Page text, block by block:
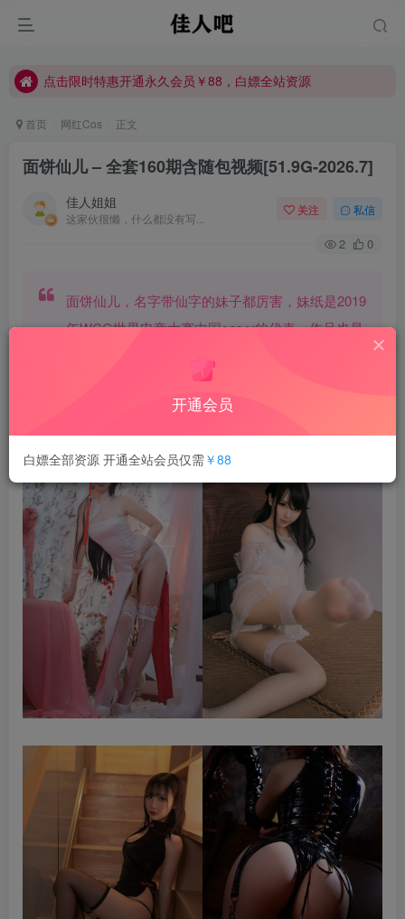
点击限时特惠开通永久会员￥88，白嫖全站资源
点击限时特惠开通永久会员￥88，白嫖全站资源
首页 网红Cos 正文
面饼仙儿 – 全套160期含随包视频[51.9G-2026.7]
佳人姐姐
这家伙很懒，什么都没有写...
关注 私信
2 0
面饼仙儿，名字带仙字的妹子都厉害，妹纸是2019
年WCG世界电竞大赛中国coser的代表，作品也是
合集目录在预览图下面
开通会员
白嫖全部资源 开通全站会员仅需￥88